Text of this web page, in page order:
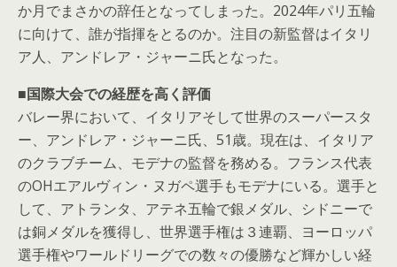
か月でまさかの辞任となってしまった。2024年パリ五輪
に向けて、誰が指揮をとるのか。注目の新監督はイタリ
ア人、アンドレア・ジャーニ氏となった。
■国際大会での経歴を高く評価
バレー界において、イタリアそして世界のスーパースタ
ー、アンドレア・ジャーニ氏、51歳。現在は、イタリア
のクラブチーム、モデナの監督を務める。フランス代表
のOHエアルヴィン・ヌガペ選手もモデナにいる。選手と
して、アトランタ、アテネ五輪で銀メダル、シドニーで
は銅メダルを獲得し、世界選手権は３連覇、ヨーロッパ
選手権やワールドリーグでの数々の優勝など輝かしい経